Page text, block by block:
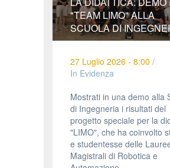
"TEAM LIMO" ALLA
SCUOLA DI
27 Luglio 2026 - 8:00 /
In Evidenza
Mostrati in una demo alla
di Ingegneria i risultati del
progetto speciale per la
"LIMO", che ha coinvolto
e studentesse delle
Magistrali di Robotica e